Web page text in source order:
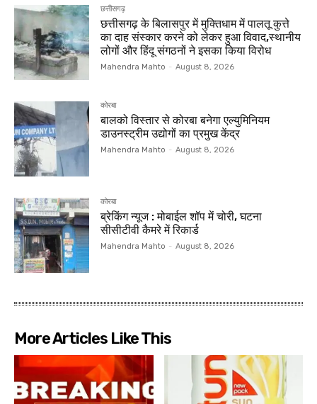
छत्तीसगढ़
छत्तीसगढ़ के बिलासपुर में मुक्तिधाम में पालतू कुत्ते
का दाह संस्कार करने को लेकर हुआ विवाद,स्थानीय
लोगों और हिंदू संगठनों ने इसका किया विरोध
Mahendra Mahto - August 8, 2026
कोरबा
बालको विस्तार से कोरबा बनेगा एल्युमिनियम
डाउनस्ट्रीम उद्योगों का प्रमुख केंद्र
Mahendra Mahto - August 8, 2026
कोरबा
ब्रेकिंग न्यूज : मोबाईल शॉप में चोरी, घटना
सीसीटीवी कैमरे में रिकार्ड
Mahendra Mahto - August 8, 2026
More Articles Like This